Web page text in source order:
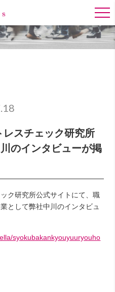
レスチェック研究所
のインタビューが掲
ク研究所公式サイトにて、職
として弊社中川のインタビュ
syokubakankyouyuuryouho